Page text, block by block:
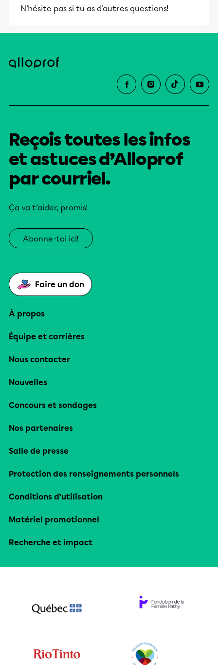
éducative.
N'hésite pas si tu as d'autres questions!
Reçois toutes les infos
et astuces d’Alloprof
par courriel.
Ça va t’aider, promis!
Abonne-toi ici!
Faire un don
À propos
Équipe et carrières
Nous contacter
Nouvelles
Concours et sondages
Nos partenaires
Salle de presse
Protection des renseignements personnels
Conditions d’utilisation
Matériel promotionnel
Recherche et impact